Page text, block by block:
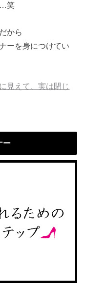
…笑
から
ーを身につけてい
見えて、実は閉じ
ー